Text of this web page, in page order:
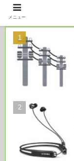
本日のおすすめ
メニュー